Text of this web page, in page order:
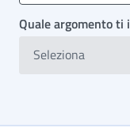
Quale argomento ti
Seleziona